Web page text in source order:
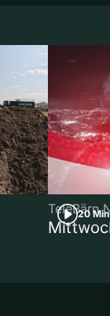
20 Min
TeleBärn